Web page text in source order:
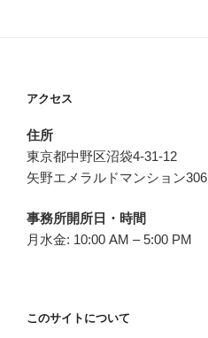
アクセス
住所
東京都中野区沼袋4-31-12
矢野エメラルドマンション306
事務所開所日・時間
月水金: 10:00 AM – 5:00 PM
このサイトについて